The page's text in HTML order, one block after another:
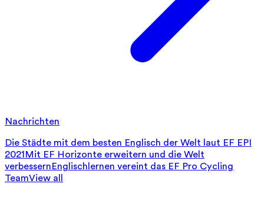
Nachrichten
Die Städte mit dem besten Englisch der Welt laut EF EPI
2021Mit EF Horizonte erweitern und die Welt
verbessernEnglischlernen vereint das EF Pro Cycling
TeamView all